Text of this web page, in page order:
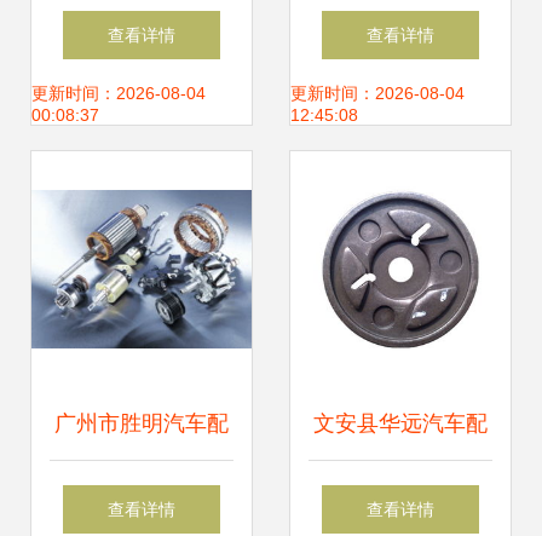
德国拓弗三膜一体
闪耀2024mims俄
查看详情
更新时间：2026-08-04
00:08:37
麦格纳,要用电动超
跑撬开高端市场 中
查看详情
更新时间：2026-08-04
12:45:08
广州市胜明汽车配
件 起动机驱动汽车
查看详情
文安县华远汽车配
件 汽车座椅座盆的
查看详情